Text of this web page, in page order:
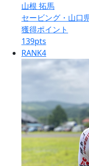
山根 拓馬
セービング・山口
獲得ポイント
139pts
RANK4